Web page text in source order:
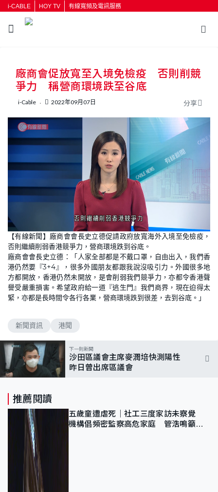
i-CABLE HOY TV 有線寬頻及電訊服務
按輸入鍵開始搜尋
廠商會促放寬至入境免檢疫 否則削競
爭力 稱營商環境跌至谷底
i-Cable 2022年09月07日 分享
n
m
u
t
e
o
a
d
e
d
:
9
6
.
7
%
【有線新聞】廠商會會長史立德促請政府放寬海外入境至免檢疫，
否則繼續削弱香港競爭力，營商環境跌到谷底。
廠商會會長史立德：「人家全部都是不戴口罩，自由出入，我們香
港仍然要『3+4』，很多外國朋友都跟我說沒吸引力。外國很多地
方都開放，香港仍然未開放，是會削弱我們競爭力，亦都令香港聲
譽受嚴重損害。希望政府給一道『逃生門』我們商界，現在迫得太
緊，亦都是長時間令各行各業，營商環境跌到很差，去到谷底。」
新聞資訊 港聞
下一則新聞
沙田區議會主席麥潤培快測陽性
昨日曾出席區議會
推薦閱讀
五歲童遭虐死｜社工三度家訪未察覺
機構倡頻密監察高危家庭 管浩鳴籲加